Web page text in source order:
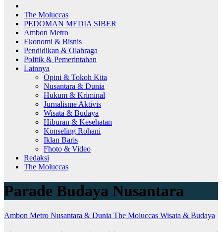
The Moluccas
PEDOMAN MEDIA SIBER
Ambon Metro
Ekonomi & Bisnis
Pendidikan & Olahraga
Politik & Pemerintahan
Lainnya
Opini & Tokoh Kita
Nusantara & Dunia
Hukum & Kriminal
Jurnalisme Aktivis
Wisata & Budaya
Hiburan & Kesehatan
Konseling Rohani
Iklan Baris
Fhoto & Video
Redaksi
The Moluccas
Parade Budaya Nusantara
Ambon Metro Nusantara & Dunia The Moluccas Wisata & Budaya